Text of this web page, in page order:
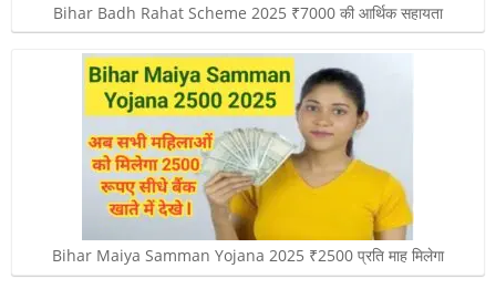
Bihar Badh Rahat Scheme 2025 ₹7000 की आर्थिक सहायता
Bihar Maiya Samman Yojana 2025 ₹2500 प्रति माह मिलेगा